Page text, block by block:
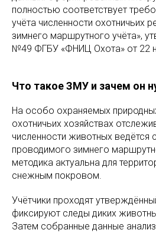
полностью соответствует
учёта численности охотничьих
зимнего маршрутного учёта»,
№49 ФГБУ «ФНИЦ Охота» от 22
Что такое ЗМУ и зачем он
На особо охраняемых
охотничьих хозяйствах
численности животных
проводимого зимнего
методика актуальна для
снежным покровом.
Учётчики проходят
фиксируют следы диких
Затем собранные данные